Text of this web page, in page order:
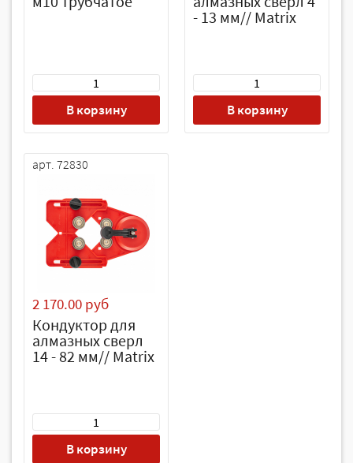
В корзину
- 13 мм// Matrix
В корзину
арт. 72830
2 170.00 руб
Кондуктор для
алмазных сверл
14 - 82 мм// Matrix
В корзину